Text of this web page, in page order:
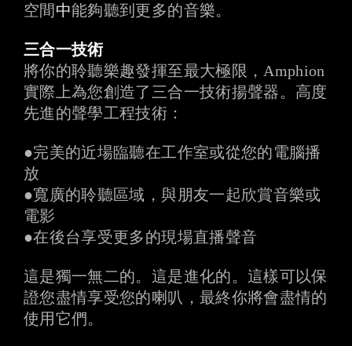
空間中能夠聽到更多的音樂。
三合一技術
將你的聆聽樂趣發揮至最大極限，Amphion
實際上為您創造了三合一技術揚聲器。高度
先進的聲學工程技術：
●完美的近場臨聽在工作室或從您的電腦播
放
●寬廣的聆聽區域，與朋友一起欣賞音樂或
電影
●在後台享受更多的現場直播聲音
這是獨一無二的。這是進化的。這樣可以保
證您盡情享受您的喇叭，最終你將會盡情的
使用它們。